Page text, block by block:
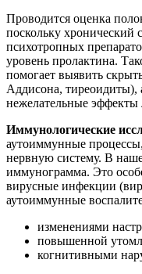
Проводится оценка
поскольку хронический
психотропных
уровень пролактина.
помогает выявить
Аддисона, тиреоидиты),
нежелательные эффекты
Иммунологические
аутоиммунные
нервную систему. В
иммунограмма. Это
вирусные инфекции
аутоиммунные
изменениями
повышенной
когнитивными